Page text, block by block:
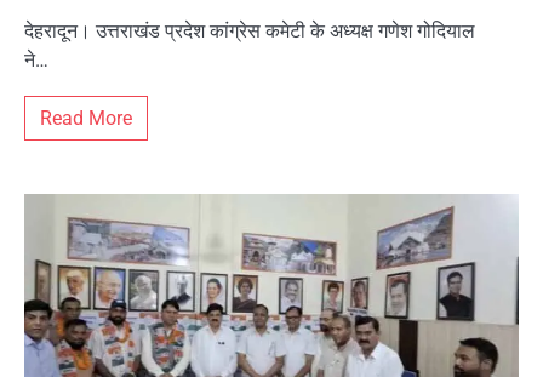
देहरादून। उत्तराखंड प्रदेश कांग्रेस कमेटी के अध्यक्ष गणेश गोदियाल
ने…
Read More